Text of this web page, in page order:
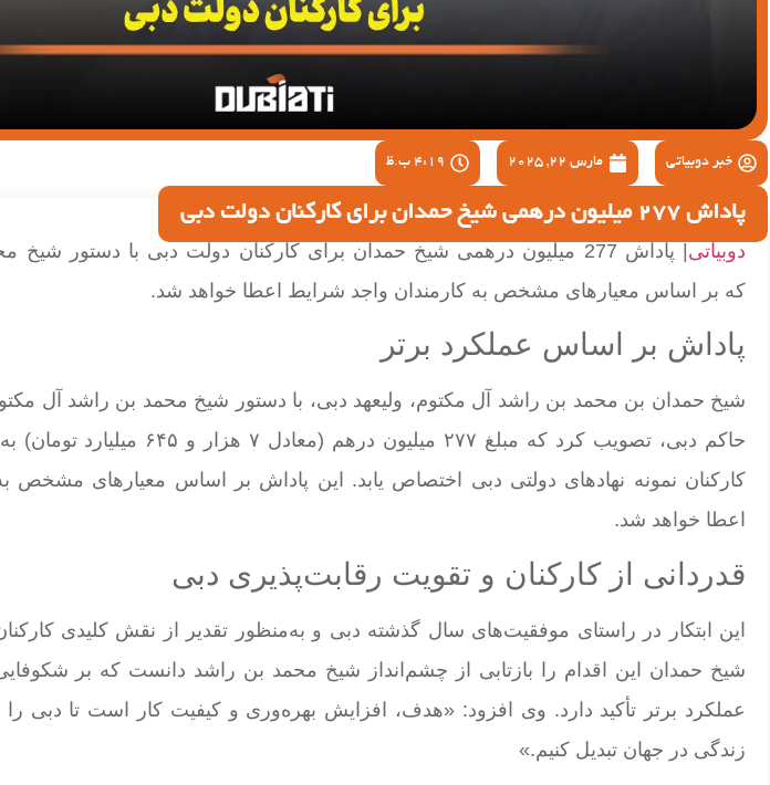
خبر دوبیاتی مارس 22, 2025 4:19 ب.ظ
پاداش 277 میلیون درهمی شیخ حمدان برای کارکنان دولت دبی
دوبیاتی
| پاداش 277 میلیون درهمی شیخ حمدان برای کارکنان دولت دبی با دستور
که بر اساس معیارهای مشخص به کارمندان واجد شرایط اعطا خواهد شد.
پاداش بر اساس عملکرد برتر
شیخ حمدان بن محمد بن راشد آل مکتوم، ولیعهد دبی، با دستور شیخ محمد بن راشد آل
حاکم دبی، تصویب کرد که مبلغ ۲۷۷ میلیون
کارکنان نمونه نهادهای دولتی دبی اختصاص یابد. این پاداش بر اساس معیارهای مشخص
اعطا خواهد شد.
قدردانی از کارکنان و تقویت رقابت‌پذیری دبی
این ابتکار در راستای موفقیت‌های سال گذشته دبی و به‌منظور تقدیر از نقش کلیدی
شیخ حمدان این اقدام را بازتابی از چشم‌انداز شیخ محمد بن راشد دانست که بر
عملکرد برتر تأکید دارد. وی افزود: «هدف، افزایش بهره‌وری و کیفیت کار است تا دبی
زندگی در جهان تبدیل کنیم.»